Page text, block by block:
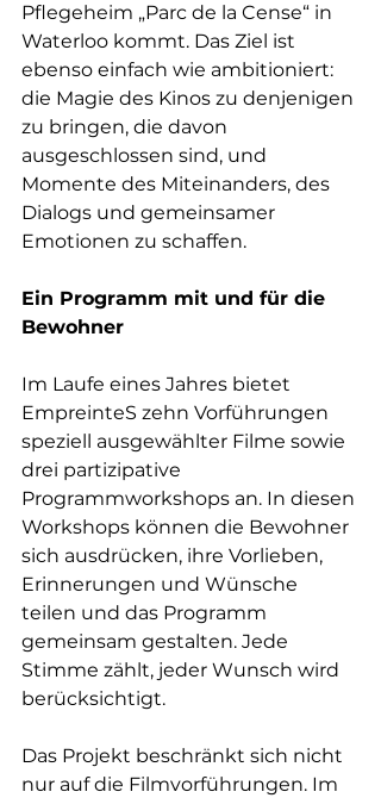
Pflegeheim „Parc de la Cense“ in
Waterloo kommt. Das Ziel ist
ebenso einfach wie ambitioniert:
die Magie des Kinos zu denjenigen
zu bringen, die davon
ausgeschlossen sind, und
Momente des Miteinanders, des
Dialogs und gemeinsamer
Emotionen zu schaffen.
Ein Programm mit und für die
Bewohner
Im Laufe eines Jahres bietet
EmpreinteS zehn Vorführungen
speziell ausgewählter Filme sowie
drei partizipative
Programmworkshops an. In diesen
Workshops können die Bewohner
sich ausdrücken, ihre Vorlieben,
Erinnerungen und Wünsche
teilen und das Programm
gemeinsam gestalten. Jede
Stimme zählt, jeder Wunsch wird
berücksichtigt.
Das Projekt beschränkt sich nicht
nur auf die Filmvorführungen. Im